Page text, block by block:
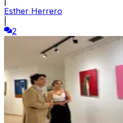
Esther Herrero
2